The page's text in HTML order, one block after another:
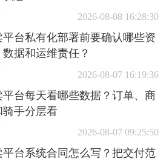
2026-08-08 16:28:30
平台私有化部署前要确认哪些资
数据和运维责任？
2026-08-07 16:19:36
平台每天看哪些数据？订单、商
骑手分层看
2026-08-07 09:25:50
平台系统合同怎么写？把交付范